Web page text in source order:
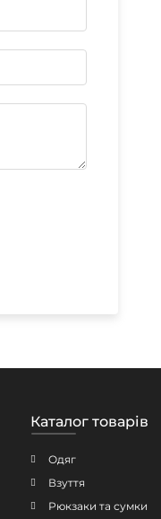
Каталог товарів
Одяг
Взуття
Рюкзаки та сумки